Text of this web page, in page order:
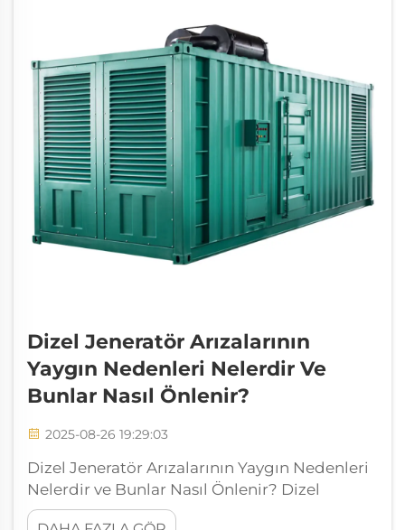
ömrünü uzatmak için düzenli bakım ve
doğru kullanım oldukça önemlidir.
Dizel Jeneratör Arızalarının
Yaygın Nedenleri Nelerdir Ve
Bunlar Nasıl Önlenir?
2025-08-26 19:29:03
Dizel Jeneratör Arızalarının Yaygın Nedenleri
Nelerdir ve Bunlar Nasıl Önlenir? Dizel
jeneratör, endüstrilerde, konut binalarında,